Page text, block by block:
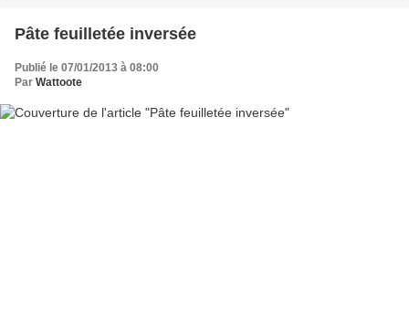
Pâte feuilletée inversée
Publié le 07/01/2013 à 08:00
Par Wattoote